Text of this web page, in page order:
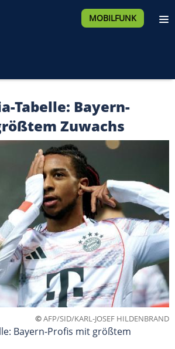
MOBILFUNK
Tabelle: Bayern-
Zuwachs
©AFP/SID/KARL-JOSEF HILDENBRAND
Bayern-Profis mit größtem